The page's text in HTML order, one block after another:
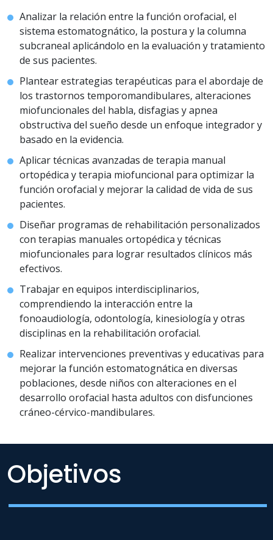
Analizar la relación entre la función orofacial, el
sistema estomatognático, la postura y la columna
subcraneal aplicándolo en la evaluación y tratamiento
de sus pacientes.
Plantear estrategias terapéuticas para el abordaje de
los trastornos temporomandibulares, alteraciones
miofuncionales del habla, disfagias y apnea
obstructiva del sueño desde un enfoque integrador y
basado en la evidencia.
Aplicar técnicas avanzadas de terapia manual
ortopédica y terapia miofuncional para optimizar la
función orofacial y mejorar la calidad de vida de sus
pacientes.
Diseñar programas de rehabilitación personalizados
con terapias manuales ortopédica y técnicas
miofuncionales para lograr resultados clínicos más
efectivos.
Trabajar en equipos interdisciplinarios,
comprendiendo la interacción entre la
fonoaudiología, odontología, kinesiología y otras
disciplinas en la rehabilitación orofacial.
Realizar intervenciones preventivas y educativas para
mejorar la función estomatognática en diversas
poblaciones, desde niños con alteraciones en el
desarrollo orofacial hasta adultos con disfunciones
cráneo-cérvico-mandibulares.
Objetivos